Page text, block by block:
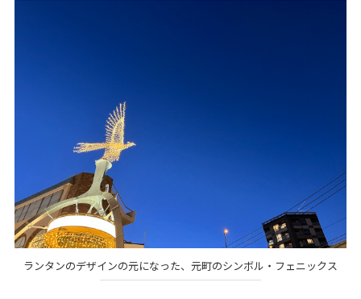
ランタンのデザインの元になった、元町のシンボル・フェニックス